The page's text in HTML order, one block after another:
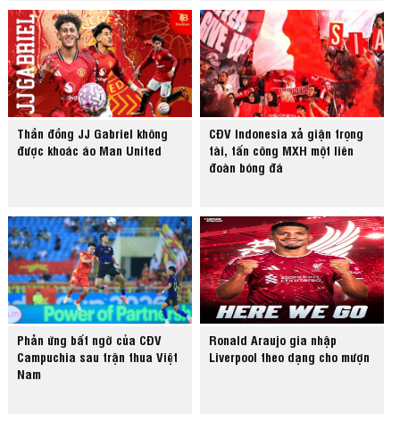
Thần đồng JJ Gabriel không
được khoác áo Man United
CĐV Indonesia xả giận trọng
tài, tấn công MXH một liên
đoàn bóng đá
Phản ứng bất ngờ của CĐV
Campuchia sau trận thua Việt
Nam
Ronald Araujo gia nhập
Liverpool theo dạng cho mượn